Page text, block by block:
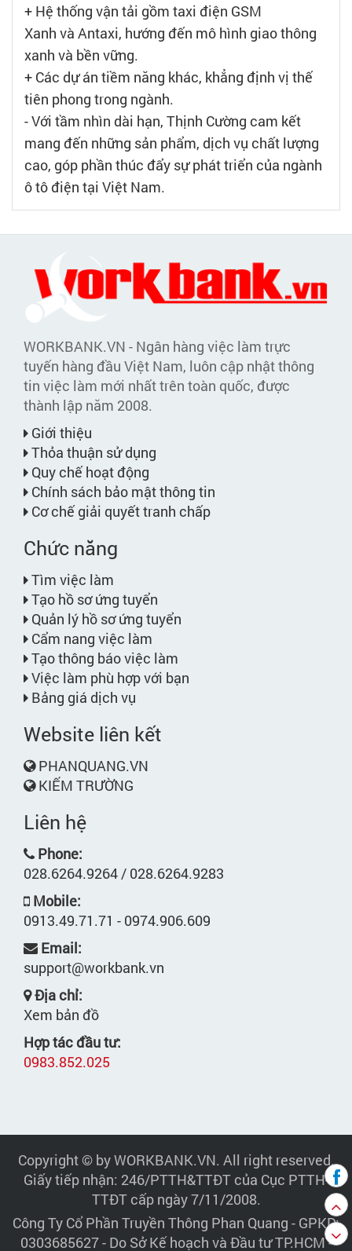
+ Hệ thống vận tải gồm taxi điện GSM
Xanh và Antaxi, hướng đến mô hình giao thông
xanh và bền vững.
+ Các dự án tiềm năng khác, khẳng định vị thế
tiên phong trong ngành.
- Với tầm nhìn dài hạn, Thịnh Cường cam kết
mang đến những sản phẩm, dịch vụ chất lượng
cao, góp phần thúc đẩy sự phát triển của ngành
ô tô điện tại Việt Nam.
WORKBANK.VN - Ngân hàng việc làm trực
tuyến hàng đầu Việt Nam, luôn cập nhật thông
tin việc làm mới nhất trên toàn quốc, được
thành lập năm 2008.
Giới thiệu
Thỏa thuận sử dụng
Quy chế hoạt động
Chính sách bảo mật thông tin
Cơ chế giải quyết tranh chấp
Chức năng
Tìm việc làm
Tạo hồ sơ ứng tuyển
Quản lý hồ sơ ứng tuyển
Cẩm nang việc làm
Tạo thông báo việc làm
Việc làm phù hợp với bạn
Bảng giá dịch vụ
Website liên kết
PHANQUANG.VN
KIẾM TRƯỜNG
Liên hệ
Phone:
028.6264.9264 / 028.6264.9283
Mobile:
0913.49.71.71 - 0974.906.609
Email:
support@workbank.vn
Địa chỉ:
Xem bản đồ
Hợp tác đầu tư:
0983.852.025
Copyright © by WORKBANK.VN. All right reserved.
Giấy tiếp nhận: 246/PTTH&TTĐT của Cục PTTH-
TTĐT cấp ngày 7/11/2008.
Công Ty Cổ Phần Truyền Thông Phan Quang - GPKD:
0303685627 - Do Sở Kế hoạch và Đầu tư TP.HCM -